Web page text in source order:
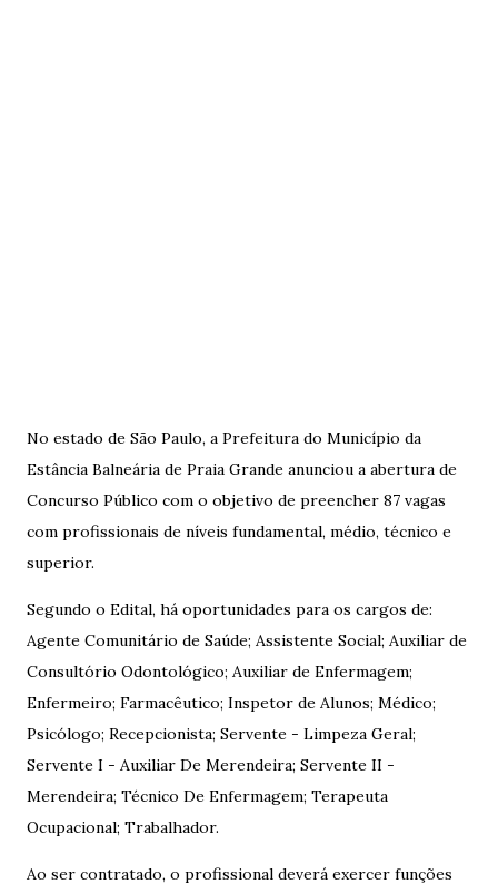
No estado de São Paulo, a Prefeitura do Município da
Estância Balneária de Praia Grande anunciou a abertura de
Concurso Público com o objetivo de preencher 87 vagas
com profissionais de níveis fundamental, médio, técnico e
superior.
Segundo o Edital, há oportunidades para os cargos de:
Agente Comunitário de Saúde; Assistente Social; Auxiliar de
Consultório Odontológico; Auxiliar de Enfermagem;
Enfermeiro; Farmacêutico; Inspetor de Alunos; Médico;
Psicólogo; Recepcionista; Servente - Limpeza Geral;
Servente I - Auxiliar De Merendeira; Servente II -
Merendeira; Técnico De Enfermagem; Terapeuta
Ocupacional; Trabalhador.
Ao ser contratado, o profissional deverá exercer funções